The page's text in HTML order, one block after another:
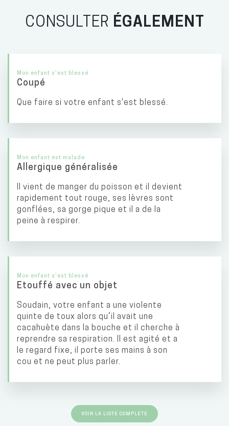
CONSULTER ÉGALEMENT
Mon enfant s'est blessé
Coupé
Que faire si votre enfant s'est blessé.
Mon enfant est malade
Allergique généralisée
Il vient de manger du poisson et il devient
rapidement tout rouge, ses lèvres sont
gonflées, sa gorge pique et il a de la
peine à respirer.
Mon enfant s'est blessé
Etouffé avec un objet
Soudain, votre enfant a une violente
quinte de toux alors qu’il avait une
cacahuète dans la bouche et il cherche à
reprendre sa respiration. Il est agité et a
le regard fixe, il porte ses mains à son
cou et ne peut plus parler.
VOIR LA LISTE COMPLETE